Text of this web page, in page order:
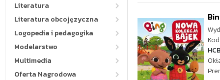
Literatura
Literatura obcojęzyczna
Logopedia i pedagogika
Modelarstwo
Multimedia
Oferta Nagrodowa